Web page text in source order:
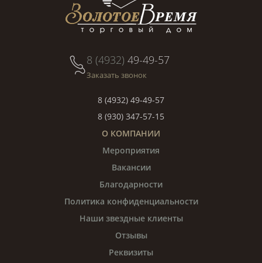
8 (4932) 49-49-57
Заказать звонок
8 (4932) 49-49-57
8 (930) 347-57-15
О КОМПАНИИ
Мероприятия
Вакансии
Благодарности
Политика конфиденциальности
Наши звездные клиенты
Отзывы
Реквизиты